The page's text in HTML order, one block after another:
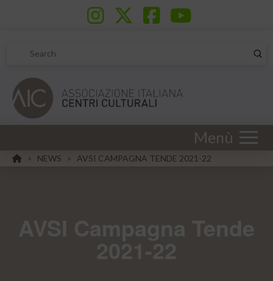
Search
Menù
HOME
> NEWS > AVSI CAMPAGNA TENDE 2021-22